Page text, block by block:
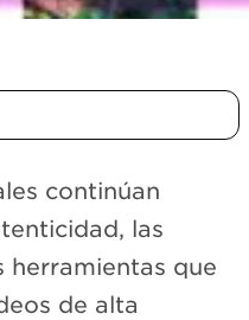
continúan
las
herramientas que
de alta